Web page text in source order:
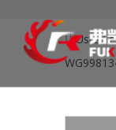
Usted